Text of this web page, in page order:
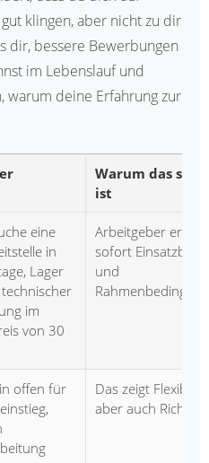
klingen, aber nicht zu dir
dir, bessere Bewerbungen
im Lebenslauf und
warum deine Erfahrung zur
Warum das
ist
eine
in
Lager
im
von 30
Arbeitgeber
sofort
und
offen für
Das zeigt
aber auch